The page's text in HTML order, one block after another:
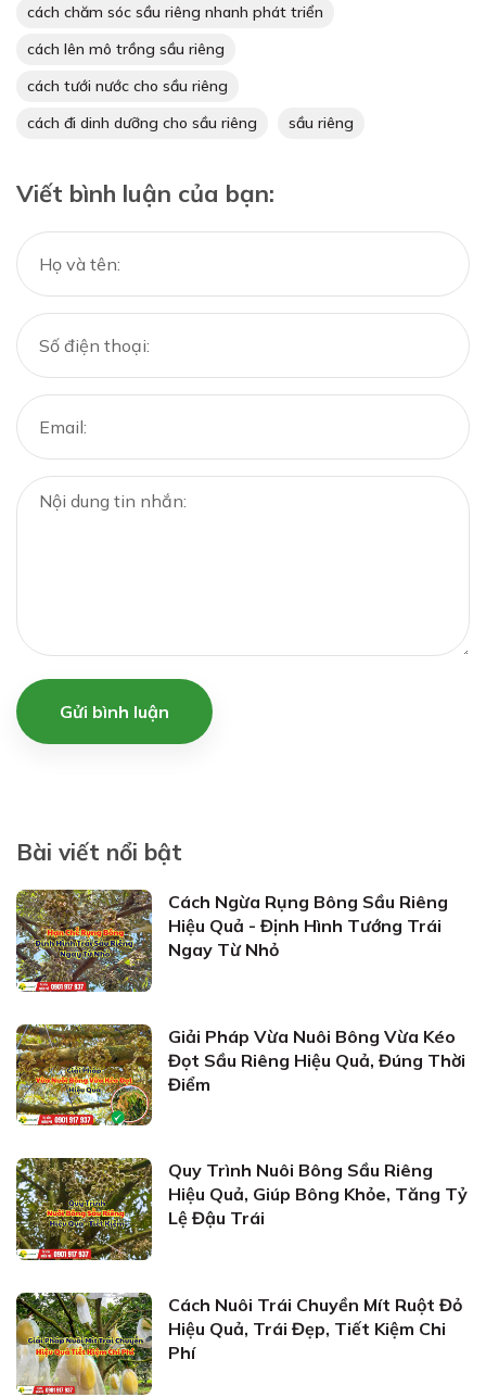
cách chăm sóc sầu riêng nhanh phát triển
cách lên mô trồng sầu riêng
cách tưới nước cho sầu riêng
cách đi dinh dưỡng cho sầu riêng
sầu riêng
Viết bình luận của bạn:
Gửi bình luận
Bài viết nổi bật
Cách Ngừa Rụng Bông Sầu Riêng
Hiệu Quả - Định Hình Tướng Trái
Ngay Từ Nhỏ
Giải Pháp Vừa Nuôi Bông Vừa Kéo
Đọt Sầu Riêng Hiệu Quả, Đúng Thời
Điểm
Quy Trình Nuôi Bông Sầu Riêng
Hiệu Quả, Giúp Bông Khỏe, Tăng Tỷ
Lệ Đậu Trái
Cách Nuôi Trái Chuyền Mít Ruột Đỏ
Hiệu Quả, Trái Đẹp, Tiết Kiệm Chi
Phí